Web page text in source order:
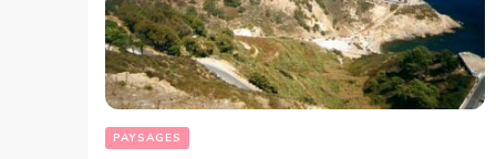
PAYSAGES